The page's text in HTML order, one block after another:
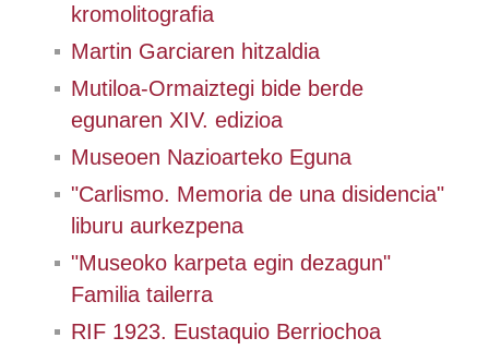
kromolitografia
Martin Garciaren hitzaldia
Mutiloa-Ormaiztegi bide berde
egunaren XIV. edizioa
Museoen Nazioarteko Eguna
"Carlismo. Memoria de una disidencia"
liburu aurkezpena
"Museoko karpeta egin dezagun"
Familia tailerra
RIF 1923. Eustaquio Berriochoa